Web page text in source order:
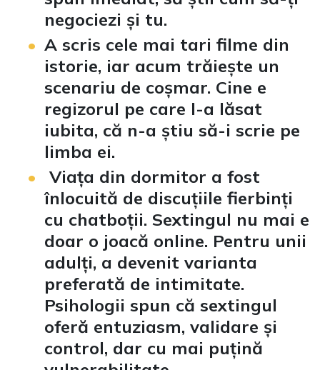
negociezi și tu.
A scris cele mai tari filme din
istorie, iar acum trăiește un
scenariu de coșmar. Cine e
regizorul pe care l-a lăsat
iubita, că n-a știu să-i scrie pe
limba ei.
Viața din dormitor a fost
înlocuită de discuțiile fierbinți
cu chatboții. Sextingul nu mai e
doar o joacă online. Pentru unii
adulți, a devenit varianta
preferată de intimitate.
Psihologii spun că sextingul
oferă entuziasm, validare și
control, dar cu mai puțină